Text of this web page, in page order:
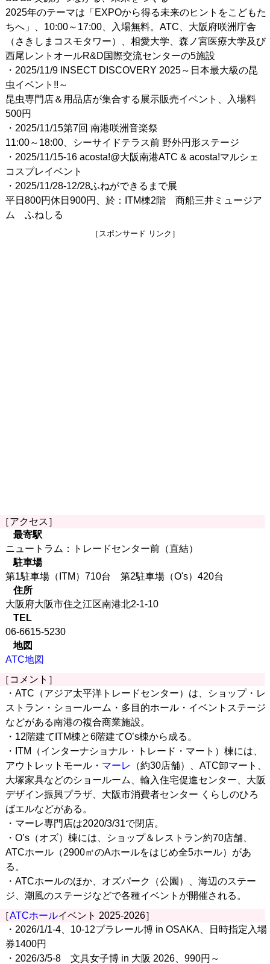
2025年のテーマは「EXPOから得る未来のヒントをこどもた
ちへ」、10:00～17:00、入場無料。ATC、大阪府咲洲庁舎
（さきしまコスモタワー）、相愛大学、森ノ宮医療大学及び
西尾レントオールR&D国際交流センターの5施設
・2025/11/9 INSECT DISCOVERY 2025～日本最大級の昆
虫イベント!!～
昆虫専門店＆用品店が集合する展示販売イベント、入場料
500円
・2025/11/15第7回 南港咲洲音楽祭
11:00～18:00、シーサイドテラス前 野外円形ステージ
・2025/11/15-16 acosta!@大阪南港ATC & acosta!マルシェ
コスプレイベント
・2025/11/28-12/28ふねができるまで展
平日800円休日900円、於：ITM棟2階 商船三井ミュージア
ム ふねしる
［スポンサード リンク］
［アクセス］
最寄駅
ニュートラム：トレードセンター前（直結）
駐車場
第1駐車場（ITM）710台 第2駐車場（O's）420台
住所
大阪府大阪市住之江区南港北2-1-10
TEL
06-6615-5230
地図
ATC地図
［コメント］
・ATC（アジア太平洋トレードセンター）は、ショップ・レ
ストラン・ショールーム・多目的ホール・イベントステージ
などがある南港の複合商業施設。
・12階建てITM棟と6階建てO’s棟から成る。
・ITM（インターナショナル・トレード・マート）棟には、
アウトレットモール・ マーレ
（約30店舗）、ATC卸マート、
大塚家具などのショールーム、輸入住宅促進センター、大阪
デザイン振興プラザ、大阪市消費者センター くらしのひろ
ばエルなどがある。
・マーレ専門店は2020/3/31で閉店。
・O’s（オズ）棟には、ショップ＆レストラン約70店舗、
ATCホール（2900㎡のAホールをはじめ全5ホール）があ
る。
・ATCホールのほか、オズパーク（公園）、海辺のステー
ジ、潮風のステージなどで各種イベントが開催される。
［ATCホールイベント 2025-2026］
・2026/1/1-4、10-12プラレール博 in OSAKA、日時指定入場
券1400円
・2026/3/5-8 文具女子博 in 大阪 2026、990円～